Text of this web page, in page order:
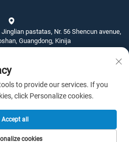
pastatas, Nr. 56 Shencun avenue,
Guangdong, Kinija
83789311
protected]
CO.,LTD. Visos teisės
to provide our services. If you
click Personalize cookies.
cookies
Accept all